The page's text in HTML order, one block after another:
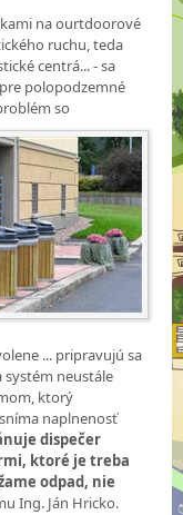
na ourtdoorové
ruchu, teda
centrá... - sa
polopodzemné
so
... pripravujú sa
systém neustále
ktorý
naplnenosť
dispečer
ktoré je treba
odpad, nie
Ing. Ján Hricko.